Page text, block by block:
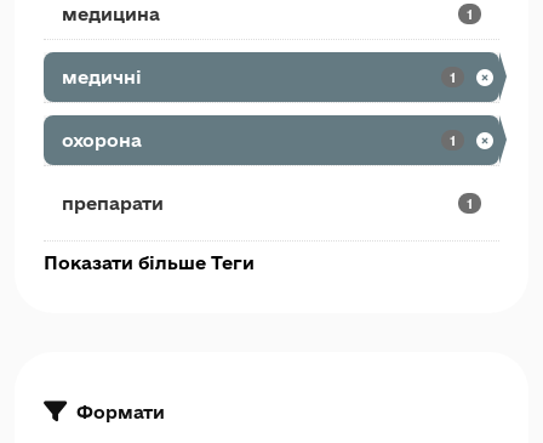
медицина 1
медичні 1
охорона 1
препарати 1
Показати більше Теги
Формати